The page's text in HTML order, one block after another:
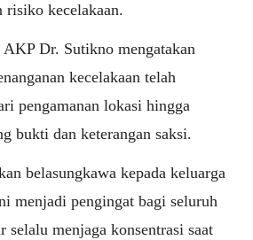
risiko kecelakaan.
Dr. Sutikno mengatakan
kecelakaan telah
pengamanan lokasi hingga
bukti dan keterangan saksi.
belasungkawa kepada keluarga
menjadi pengingat bagi seluruh
selalu menjaga konsentrasi saat